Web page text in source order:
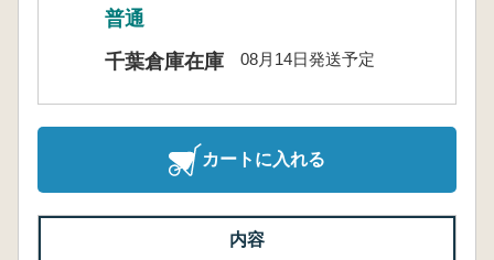
普通
千葉倉庫在庫
08月14日発送予定
カートに入れる
内容